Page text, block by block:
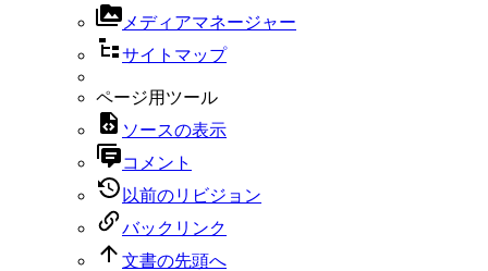
メディアマネージャー
サイトマップ
ページ用ツール
ソースの表示
コメント
以前のリビジョン
バックリンク
文書の先頭へ